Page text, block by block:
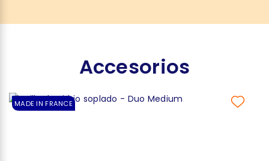
Accesorios
MADE IN FRANCE